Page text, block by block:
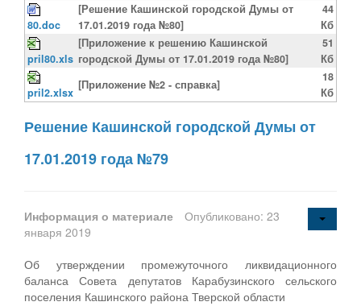
80.doc
[Решение Кашинской городской Думы от
17.01.2019 года №80]
44
Кб
pril80.xls
[Приложение к решению Кашинской
городской Думы от 17.01.2019 года №80]
51
Кб
pril2.xlsx
[Приложение №2 - справка]
18
Кб
Решение Кашинской городской Думы от
17.01.2019 года №79
Информация о материале
Опубликовано: 23
января 2019
Об утверждении промежуточного ликвидационного
баланса Совета депутатов Карабузинского сельского
поселения Кашинского района Тверской области